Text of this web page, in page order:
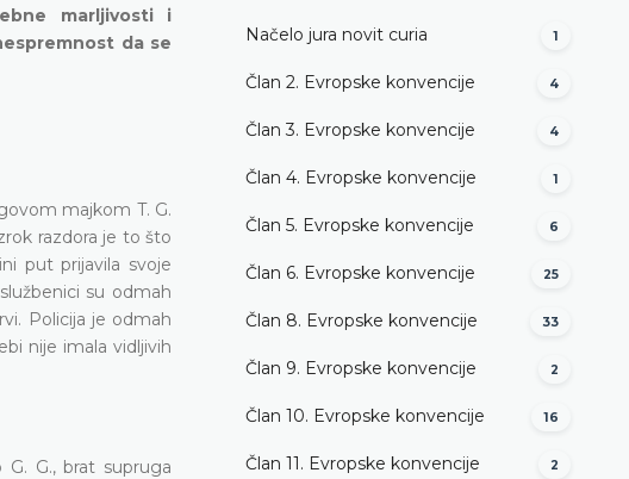
marljivosti i
da se
majkom T. G.
razdora je to što
put prijavila svoje
su odmah
Policija je odmah
nije imala vidljivih
G., brat supruga
Načelo jura novit curia 1
Član 2. Evropske konvencije 4
Član 3. Evropske konvencije 4
Član 4. Evropske konvencije 1
Član 5. Evropske konvencije 6
Član 6. Evropske konvencije 25
Član 8. Evropske konvencije 33
Član 9. Evropske konvencije 2
Član 10. Evropske konvencije 16
Član 11. Evropske konvencije 2